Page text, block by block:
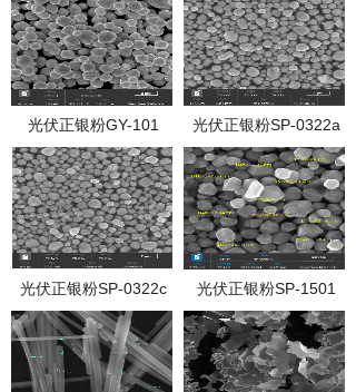
光伏正银粉GY-101 光伏正银粉SP-0322a
光伏正银粉SP-0322c 光伏正银粉SP-1501